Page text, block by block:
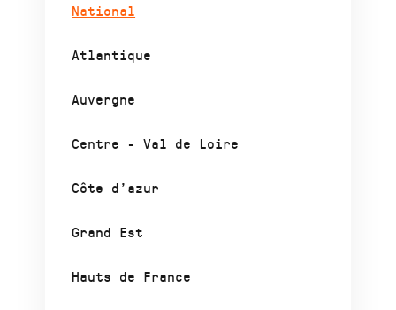
National
Atlantique
Auvergne
Centre - Val de Loire
Côte d’azur
Grand Est
Hauts de France